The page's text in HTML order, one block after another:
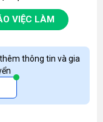
VIỆC LÀM
thông tin và gia